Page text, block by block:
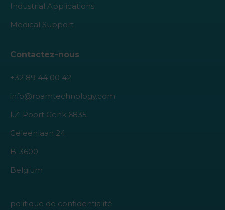
Industrial Applications
Medical Support
Contactez-nous
+32 89 44 00 42
info@roamtechnology.com
I.Z. Poort Genk 6835
Geleenlaan 24
B-3600
Belgium
politique de confidentialité